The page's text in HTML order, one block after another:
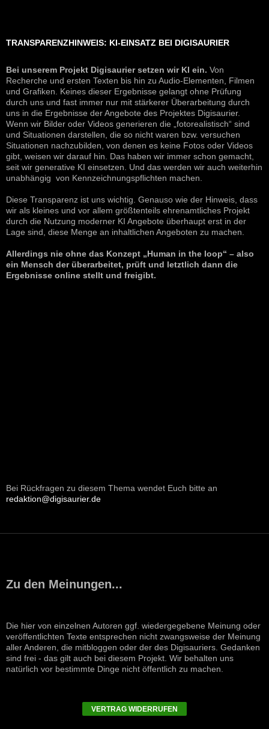
TRANSPARENZHINWEIS: KI-EINSATZ BEI DIGISAURIER
Bei unserem Projekt Digisaurier setzen wir KI ein. Von
Recherche und ersten Texten bis hin zu Audio-Elementen, Filmen
und Grafiken. Keines dieser Ergebnisse gelangt ohne Prüfung
durch uns und fast immer nur mit stärkerer Überarbeitung durch
uns in die Ergebnisse der Angebote des Projektes Digisaurier.
Wenn wir Bilder oder Videos generieren die „fotorealistisch“ sind
und Situationen darstellen, die so nicht waren bzw. versuchen
Situationen nachzubilden, von denen es keine Fotos oder Videos
gibt, weisen wir darauf hin. Das haben wir immer schon gemacht,
seit wir generative KI einsetzen. Und das werden wir auch weiterhin
unabhängig von Kennzeichnungspflichten machen.
Diese Transparenz ist uns wichtig. Genauso wie der Hinweis, dass
wir als kleines und vor allem größtenteils ehrenamtliches Projekt
durch die Nutzung moderner KI Angebote überhaupt erst in der
Lage sind, diese Menge an inhaltlichen Angeboten zu machen.
Allerdings nie ohne das Konzept „Human in the loop“ – also
ein Mensch der überarbeitet, prüft und letztlich dann die
Ergebnisse online stellt und freigibt.
Bei Rückfragen zu diesem Thema wendet Euch bitte an
redaktion@digisaurier.de
Zu den Meinungen...
Die hier von einzelnen Autoren ggf. wiedergegebene Meinung oder
veröffentlichten Texte entsprechen nicht zwangsweise der Meinung
aller Anderen, die mitbloggen oder der des Digisauriers. Gedanken
sind frei - das gilt auch bei diesem Projekt. Wir behalten uns
natürlich vor bestimmte Dinge nicht öffentlich zu machen.
VERTRAG WIDERRUFEN